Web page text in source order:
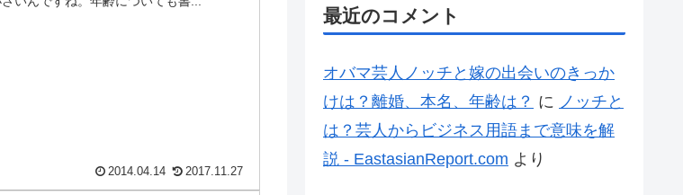
2014.04.14 2017.11.27
最近のコメント
オバマ芸人ノッチと嫁の出会いのきっか
けは？離婚、本名、年齢は？ に ノッチと
は？芸人からビジネス用語まで意味を解
説 - EastasianReport.com より